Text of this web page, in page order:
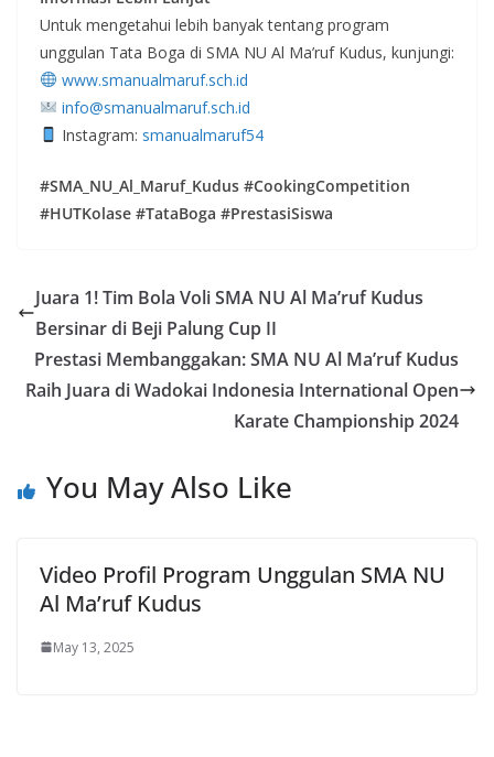
Untuk mengetahui lebih banyak tentang program
unggulan Tata Boga di SMA NU Al Ma’ruf Kudus, kunjungi:
www.smanualmaruf.sch.id
info@smanualmaruf.sch.id
Instagram: smanualmaruf54
#SMA_NU_Al_Maruf_Kudus #CookingCompetition
#HUTKolase #TataBoga #PrestasiSiswa
Juara 1! Tim Bola Voli SMA NU Al Ma’ruf Kudus
Bersinar di Beji Palung Cup II
Prestasi Membanggakan: SMA NU Al Ma’ruf Kudus
Raih Juara di Wadokai Indonesia International Open
Karate Championship 2024
You May Also Like
Video Profil Program Unggulan SMA NU
Al Ma’ruf Kudus
May 13, 2025